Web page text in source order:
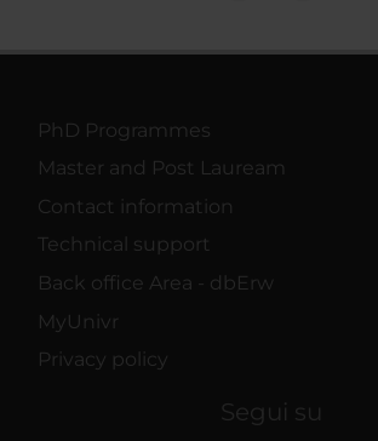
PhD Programmes
Master and Post Lauream
Contact information
Technical support
Back office Area - dbErw
MyUnivr
Privacy policy
Segui su